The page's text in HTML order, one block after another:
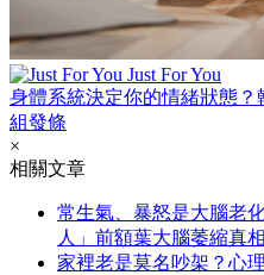
Just For You
身體系統決定你的情緒狀態
組發條
×
相關文章
常生氣、暴怒是大腦老
人」前額葉大腦萎縮真相
家裡老是莫名吵架？心